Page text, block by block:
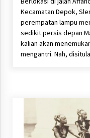
Kecamatan Depok,
perempatan lampu
sedikit persis depan
kalian akan
mengantri. Nah,